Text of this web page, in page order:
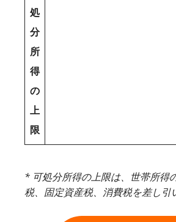
処
分
所
得
の
上
限
* 可処分所得の上限は、世帯所得
税、固定資産税、消費税を差し引